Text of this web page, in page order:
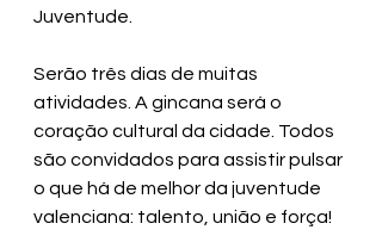
Juventude.
Serão três dias de muitas
atividades. A gincana será o
coração cultural da cidade. Todos
são convidados para assistir pulsar
o que há de melhor da juventude
valenciana: talento, união e força!